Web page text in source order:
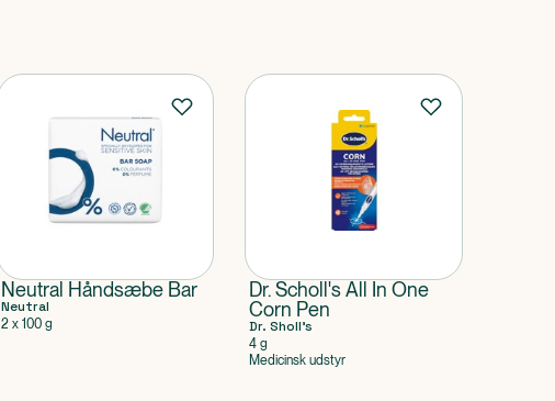
Neutral Håndsæbe Bar
Neutral
2 x 100 g
Dr. Scholl's All In One
Corn Pen
Dr. Sholl's
4 g
Medicinsk udstyr